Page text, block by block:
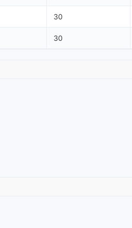
30
30